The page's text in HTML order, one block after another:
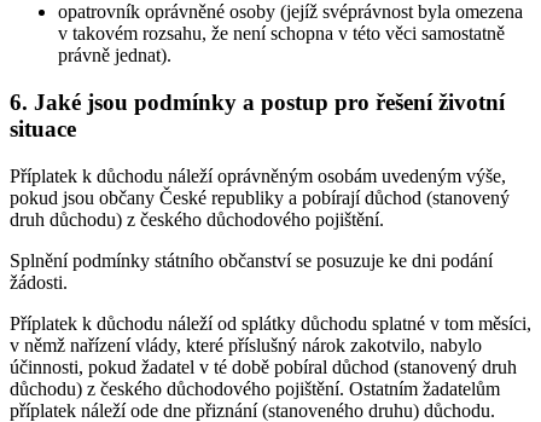
opatrovník oprávněné osoby (jejíž svéprávnost byla omezena
v takovém rozsahu, že není schopna v této věci samostatně
právně jednat).
6. Jaké jsou podmínky a postup pro řešení životní
situace
Příplatek k důchodu náleží oprávněným osobám uvedeným výše,
pokud jsou občany České republiky a pobírají důchod (stanovený
druh důchodu) z českého důchodového pojištění.
Splnění podmínky státního občanství se posuzuje ke dni podání
žádosti.
Příplatek k důchodu náleží od splátky důchodu splatné v tom měsíci,
v němž nařízení vlády, které příslušný nárok zakotvilo, nabylo
účinnosti, pokud žadatel v té době pobíral důchod (stanovený druh
důchodu) z českého důchodového pojištění. Ostatním žadatelům
příplatek náleží ode dne přiznání (stanoveného druhu) důchodu.